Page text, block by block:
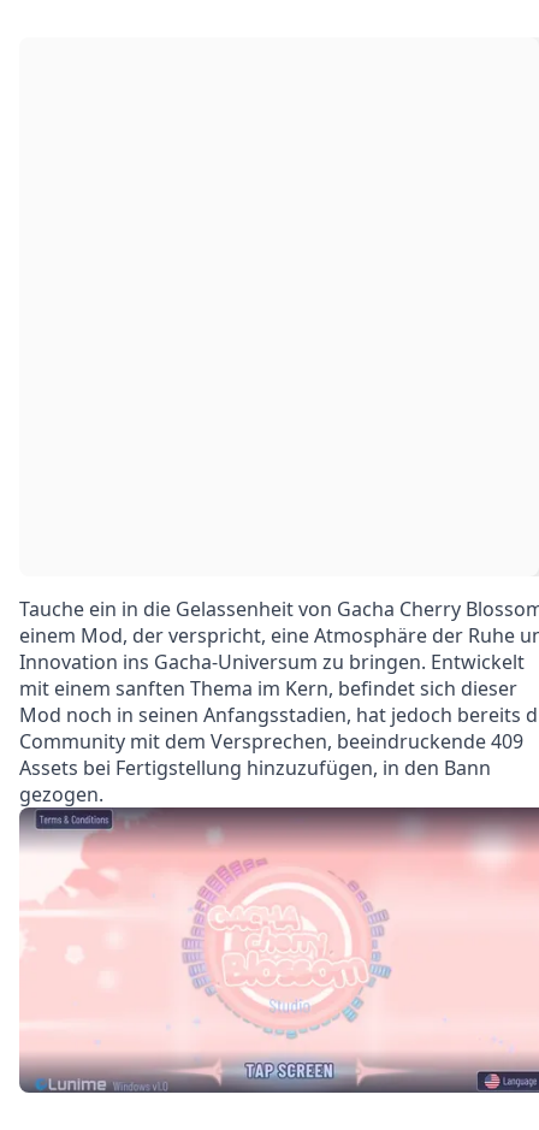
Tauche ein in die Gelassenheit von Gacha Cherry
einem Mod, der verspricht, eine Atmosphäre der Ruhe
Innovation ins Gacha-Universum zu bringen. Entwickelt
mit einem sanften Thema im Kern, befindet sich dieser
Mod noch in seinen Anfangsstadien, hat jedoch bereits
Community mit dem Versprechen, beeindruckende 409
Assets bei Fertigstellung hinzuzufügen, in den Bann
gezogen.